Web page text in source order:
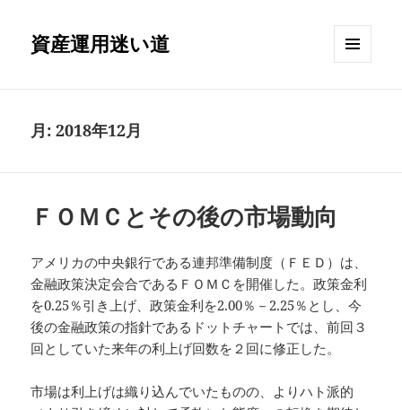
資産運用迷い道
月:2018年12月
ＦＯＭＣとその後の市場動向
アメリカの中央銀行である連邦準備制度（ＦＥＤ）は、
金融政策決定会合であるＦＯＭＣを開催した。政策金利
を0.25％引き上げ、政策金利を2.00％－2.25％とし、今
後の金融政策の指針であるドットチャートでは、前回３
回としていた来年の利上げ回数を２回に修正した。
市場は利上げは織り込んでいたものの、よりハト派的